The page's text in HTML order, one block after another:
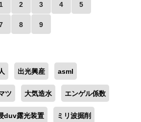
1 2 3 4 5
8 9
出光興産 asml
ツ 大気造水 エンゲル係数
duv露光装置 ミリ波掘削